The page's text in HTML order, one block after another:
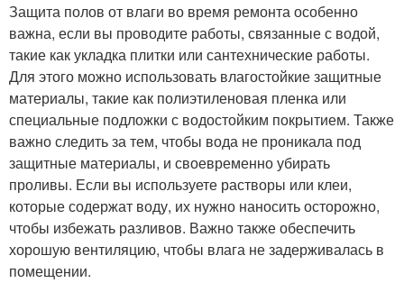
Защита полов от влаги во время ремонта особенно
важна, если вы проводите работы, связанные с водой,
такие как укладка плитки или сантехнические работы.
Для этого можно использовать влагостойкие защитные
материалы, такие как полиэтиленовая пленка или
специальные подложки с водостойким покрытием. Также
важно следить за тем, чтобы вода не проникала под
защитные материалы, и своевременно убирать
проливы. Если вы используете растворы или клеи,
которые содержат воду, их нужно наносить осторожно,
чтобы избежать разливов. Важно также обеспечить
хорошую вентиляцию, чтобы влага не задерживалась в
помещении.